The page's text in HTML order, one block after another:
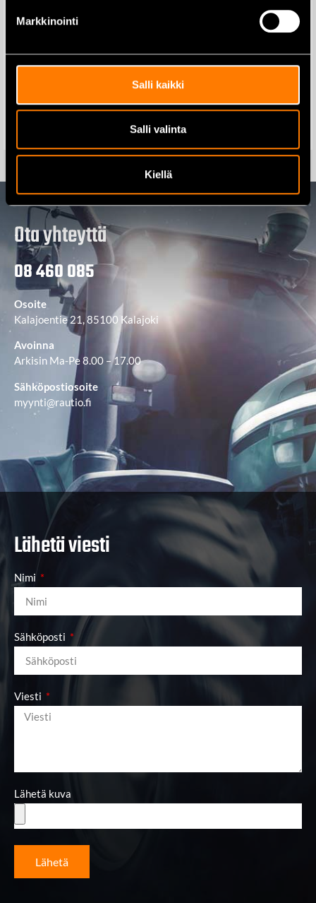
Markkinointi
Salli kaikki
Salli valinta
Kiellä
Makita BL1850B Li-ion akku
18V 5,0Ah
114,00€89,00€
Makita DC18RD Laturi 2x18V
15-45min
170,00€159,00€
Ota yhteyttä
08 460 085
Osoite
Kalajoentie 21, 85100 Kalajoki
Avoinna
Arkisin Ma-Pe 8.00 – 17.00
Sähköpostiosoite
myynti@rautio.fi
Lähetä viesti
Nimi
Sähköposti
Viesti
Lähetä kuva
Lähetä